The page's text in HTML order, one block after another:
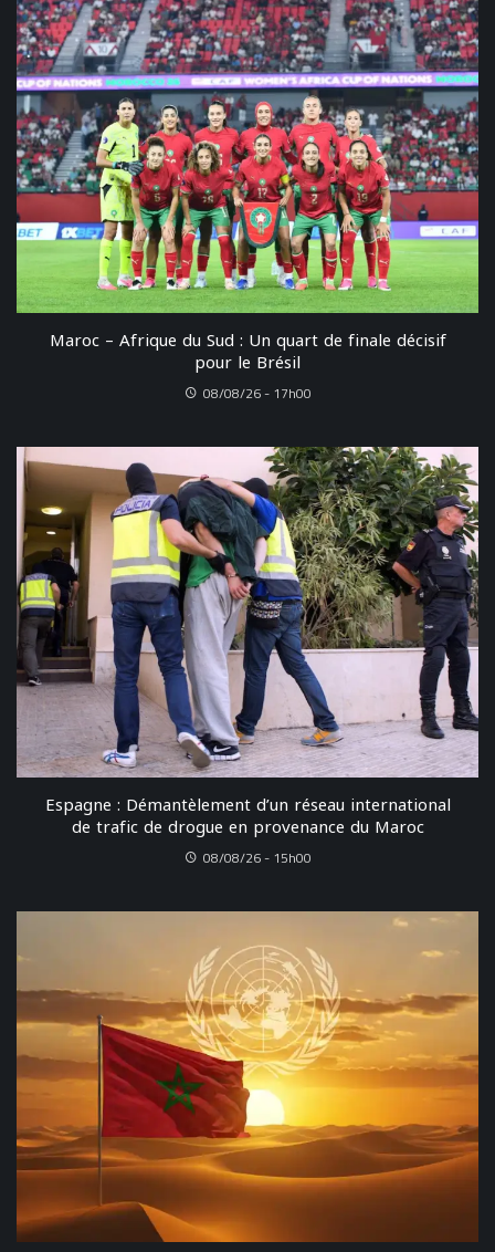
Maroc – Afrique du Sud : Un quart de finale décisif
pour le Brésil
08/08/26 - 17h00
Espagne : Démantèlement d’un réseau international
de trafic de drogue en provenance du Maroc
08/08/26 - 15h00